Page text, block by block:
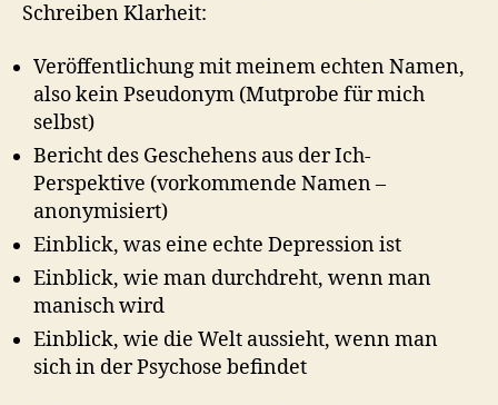
Schreiben Klarheit:
Veröffentlichung mit meinem echten Namen,
also kein Pseudonym (Mutprobe für mich
selbst)
Bericht des Geschehens aus der Ich-
Perspektive (vorkommende Namen –
anonymisiert)
Einblick, was eine echte Depression ist
Einblick, wie man durchdreht, wenn man
manisch wird
Einblick, wie die Welt aussieht, wenn man
sich in der Psychose befindet